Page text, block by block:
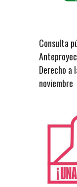
Consulta
Derecho a
noviembre